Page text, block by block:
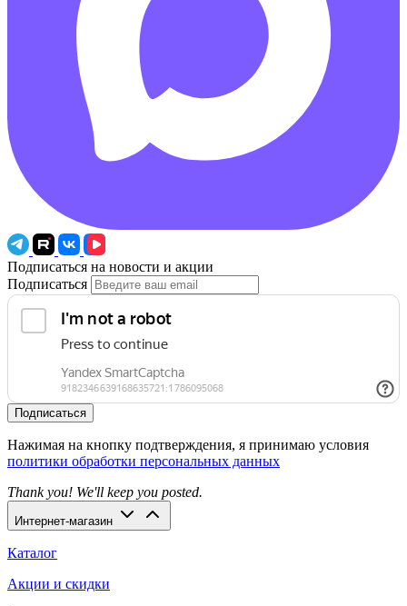
Подписаться на новости и акции
Подписаться
Подписаться
Нажимая на кнопку подтверждения, я принимаю условия
политики обработки персональных данных
Thank you! We'll keep you posted.
Интернет-магазин
Каталог
Акции и скидки